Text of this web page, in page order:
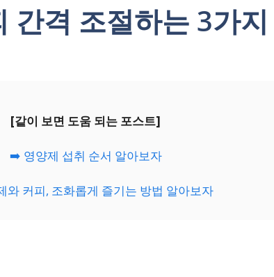
간격 조절하는 3가
[같이 보면 도움 되는 포스트]
➡️ 영양제 섭취 순서 알아보자
와 커피, 조화롭게 즐기는 방법 알아보자